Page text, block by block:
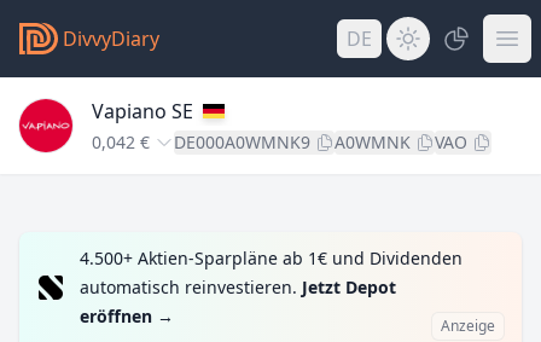
DivvyDiary DE
Vapiano SE
0,042 € DE000A0WMNK9 A0WMNK VAO
4.500+ Aktien-Sparpläne ab 1€ und Dividenden
automatisch reinvestieren. Jetzt Depot
eröffnen → Anzeige